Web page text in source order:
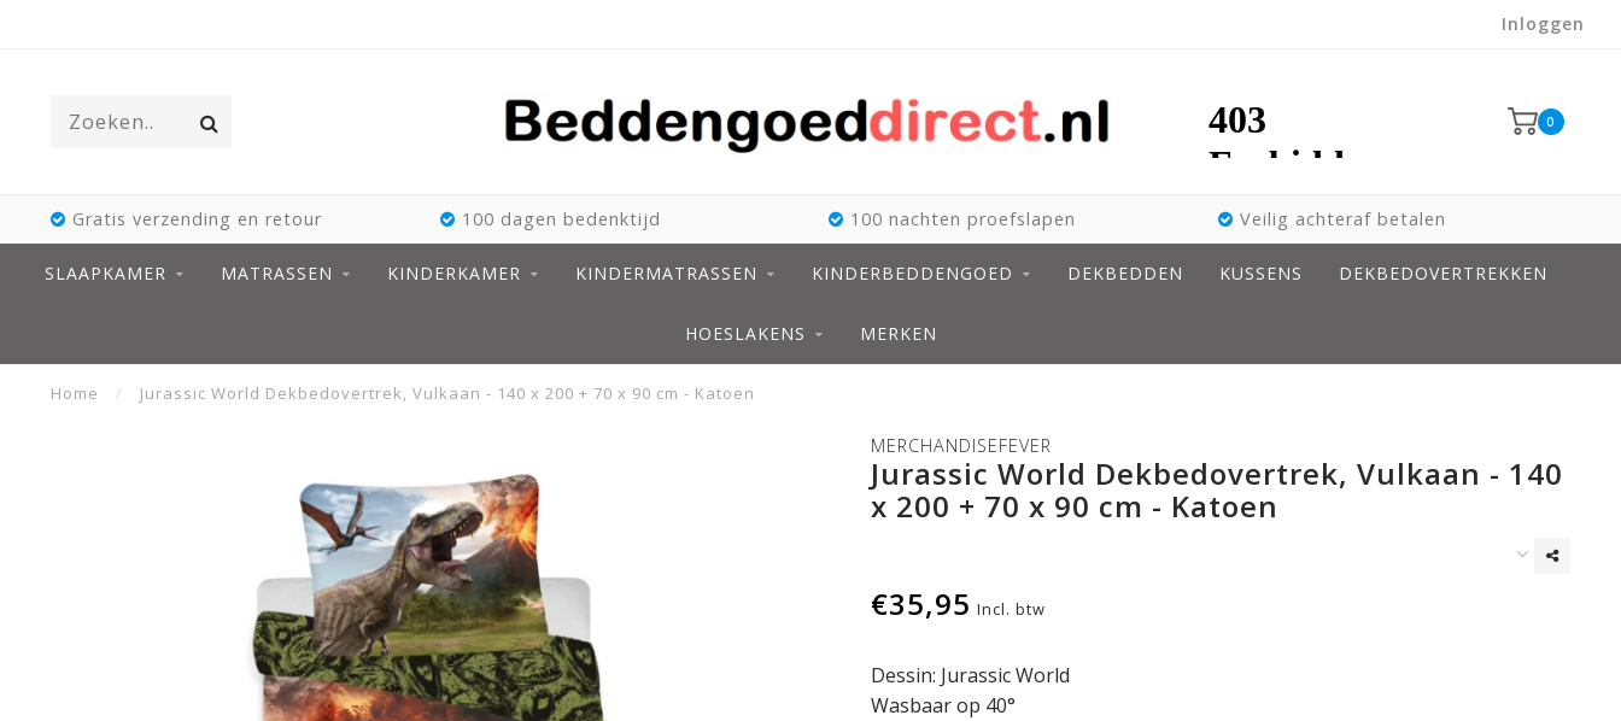
Inloggen
0
Gratis verzending en retour 100 dagen bedenktijd 100 nachten proefslapen Veilig achteraf betalen
SLAAPKAMER MATRASSEN KINDERKAMER KINDERMATRASSEN KINDERBEDDENGOED DEKBEDDEN KUSSENS DEKBEDOVERTREKKEN
HOESLAKENS MERKEN
Home / Jurassic World Dekbedovertrek, Vulkaan - 140 x 200 + 70 x 90 cm - Katoen
MERCHANDISEFEVER
Jurassic World Dekbedovertrek, Vulkaan - 140
x 200 + 70 x 90 cm - Katoen
€35,95 Incl. btw
Dessin: Jurassic World
Wasbaar op 40°